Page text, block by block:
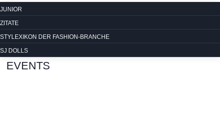
JUNIOR
ZITATE
STYLEXIKON DER FASHION-BRANCHE
SJ DOLLS
EVENTS